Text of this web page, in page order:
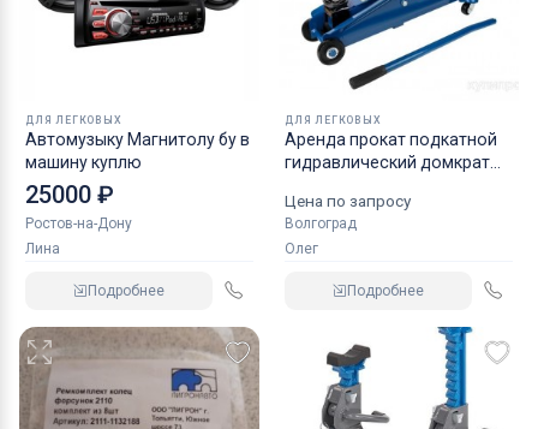
ДЛЯ ЛЕГКОВЫХ
Автомузыку Магнитолу бу в
машину куплю
25000 ₽
Ростов-на-Дону
Лина
Подробнее
ДЛЯ ЛЕГКОВЫХ
Аренда прокат подкатной
гидравлический домкрат
Цена по запросу
Волгоград
Олег
Подробнее